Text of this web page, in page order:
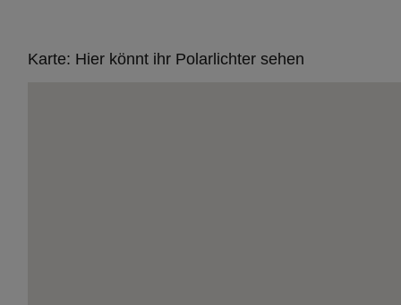
Karte: Hier könnt ihr Polarlichter sehen